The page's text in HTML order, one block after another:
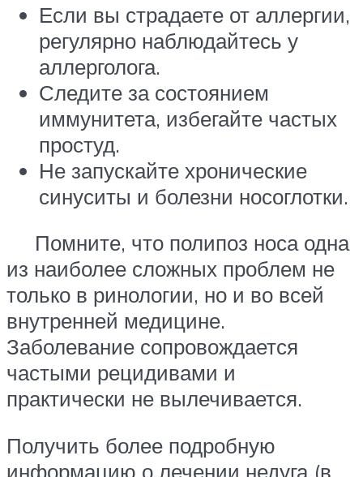
Если вы страдаете от аллергии,
регулярно наблюдайтесь у
аллерголога.
Следите за состоянием
иммунитета, избегайте частых
простуд.
Не запускайте хронические
синуситы и болезни носоглотки.
Помните, что полипоз носа одна
из наиболее сложных проблем не
только в ринологии, но и во всей
внутренней медицине.
Заболевание сопровождается
частыми рецидивами и
практически не вылечивается.
Получить более подробную
информацию о лечении недуга (в